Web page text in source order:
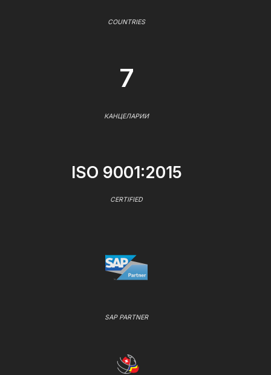
COUNTRIES
7
КАНЦЕЛАРИИ
ISO 9001:2015
CERTIFIED
SAP PARTNER